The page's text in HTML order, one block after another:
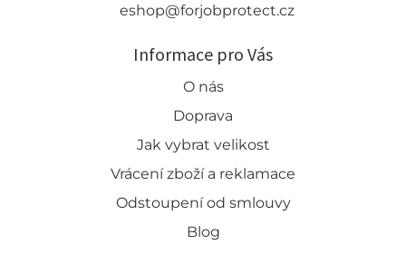
eshop@forjobprotect.cz
Informace pro Vás
O nás
Doprava
Jak vybrat velikost
Vrácení zboží a reklamace
Odstoupení od smlouvy
Blog